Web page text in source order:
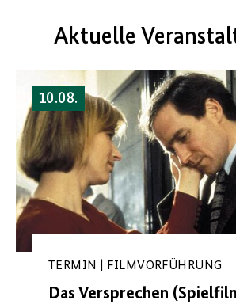
Aktuelle
10.08.
TERMIN | FILMVORFÜHRUNG
Das Versprechen